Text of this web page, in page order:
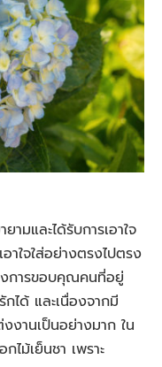
มและได้รับการเอาใจ
ใจใส่อย่างตรงไปตรง
การขอบคุณคนที่อยู่
กได้ และเนื่องจากมี
งานเป็นอย่างมาก ใน
ม้เย็นชา เพราะ